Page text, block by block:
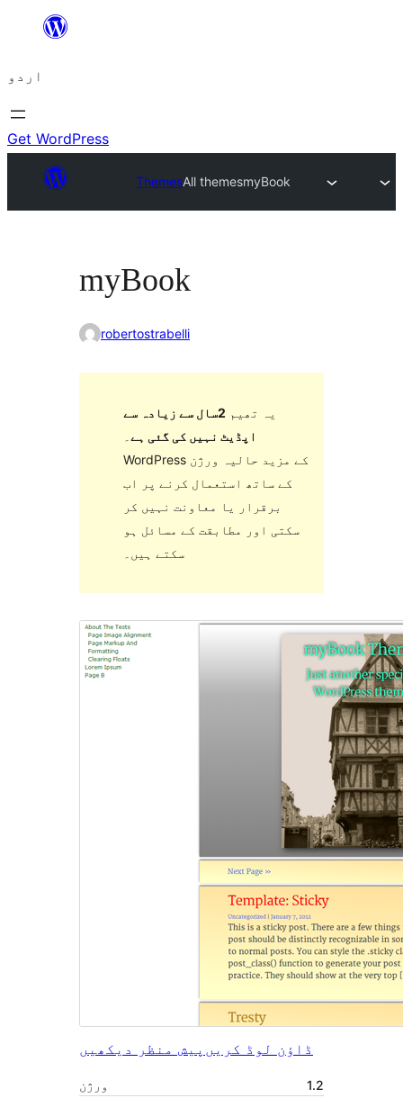
چھوڑیں
پر
جائیں
اردو
Get WordPress
ThemesAll themesmyBook
myBook
robertostrabelli
یہ تھیم
2سال سے زیادہ سے
اپڈیٹ نہیں کی گئی ہے
WordPress کے مزید حالیہ ورژن
کے ساتھ استعمال کرنے پر اب
برقرار یا معاونت نہیں کر
سکتی اور مطابقت کے مسائل ہو
سکتے ہیں۔
پیش منظر دیکھیں ڈاؤن لوڈ کریں
ورژن
1.2